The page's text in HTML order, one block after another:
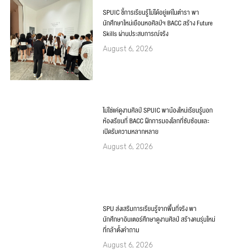
SPUIC ชี้การเรียนรู้ไม่ได้อยู่แค่ในตำรา พา
นักศึกษาใหม่เยือนหอศิลป์ฯ BACC สร้าง Future
Skills ผ่านประสบการณ์จริง
August 6, 2026
ไม่ใช่แค่ดูงานศิลป์ SPUIC พาน้องใหม่เรียนรู้นอก
ห้องเรียนที่ BACC ฝึกการมองโลกที่ซับซ้อนและ
เปิดรับความหลากหลาย
August 6, 2026
SPU ส่งเสริมการเรียนรู้จากพื้นที่จริง พา
นักศึกษาอินเตอร์ศึกษาดูงานศิลป์ สร้างคนรุ่นใหม่
ที่กล้าตั้งคำถาม
August 6, 2026